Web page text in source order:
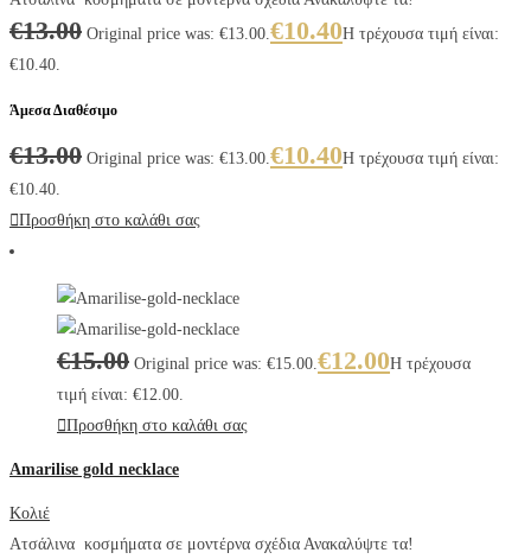
€13.00 Original price was: €13.00.€10.40Η τρέχουσα τιμή είναι:
€10.40.
Άμεσα Διαθέσιμο
€13.00 Original price was: €13.00.€10.40Η τρέχουσα τιμή είναι:
€10.40.
Προσθήκη στο καλάθι σας
€15.00 Original price was: €15.00.€12.00Η τρέχουσα
τιμή είναι: €12.00.
Προσθήκη στο καλάθι σας
Amarilise gold necklace
Κολιέ
Ατσάλινα κοσμήματα σε μοντέρνα σχέδια Ανακαλύψτε τα!